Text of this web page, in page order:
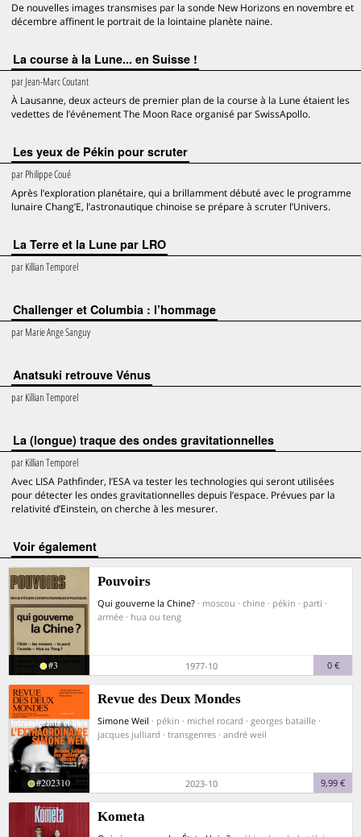
De nouvelles images transmises par la sonde New Horizons en novembre et
décembre affinent le portrait de la lointaine planète naine.
La course à la Lune... en Suisse !
parJean-Marc Coutant
À Lausanne, deux acteurs de premier plan de la course à la Lune étaient les
vedettes de l’événement The Moon Race organisé par SwissApollo.
Les yeux de Pékin pour scruter
parPhilippe Coué
Après l’exploration planétaire, qui a brillamment débuté avec le programme
lunaire Chang’E, l’astronautique chinoise se prépare à scruter l’Univers.
La Terre et la Lune par LRO
parKillian Temporel
Challenger et Columbia : l’hommage
parMarie Ange Sanguy
Anatsuki retrouve Vénus
parKillian Temporel
La (longue) traque des ondes gravitationnelles
parKillian Temporel
Avec LISA Pathfinder, l’ESA va tester les technologies qui seront utilisées
pour détecter les ondes gravitationnelles depuis l’espace. Prévues par la
relativité d’Einstein, on cherche à les mesurer.
voir également
Pouvoirs
Qui gouverne la Chine? · moscou · chine · pékin · parti ·
armée · hua ou teng
#3 1977-10 0 €
Revue des Deux Mondes
Simone Weil · pékin · michel rocard · georges bataille ·
jacques julliard · transgenres · andré weil
#202310 2023-10 9,99 €
Kometa